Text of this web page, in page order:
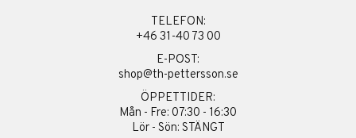
TELEFON:
+46 31-40 73 00
E-POST:
shop@th-pettersson.se
ÖPPETTIDER:
Mån - Fre: 07:30 - 16:30
Lör - Sön: STÄNGT